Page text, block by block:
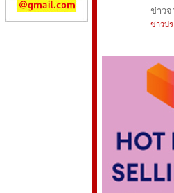
ข่าวจ
ข่าวป